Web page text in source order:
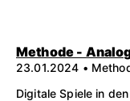
Methode -
23.01.2024 •
Digitale Spiele in